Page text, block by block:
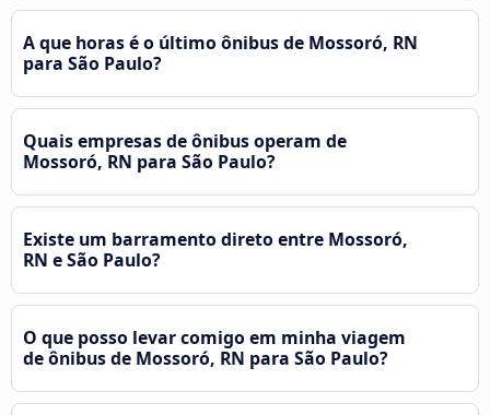
A que horas é o último ônibus de Mossoró, RN
para São Paulo?
Quais empresas de ônibus operam de
Mossoró, RN para São Paulo?
Existe um barramento direto entre Mossoró,
RN e São Paulo?
O que posso levar comigo em minha viagem
de ônibus de Mossoró, RN para São Paulo?